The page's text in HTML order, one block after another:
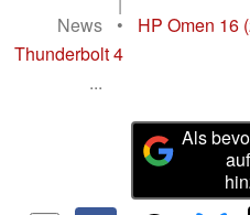
News
•
HP Omen 16
Thunderbolt 4
...
Als